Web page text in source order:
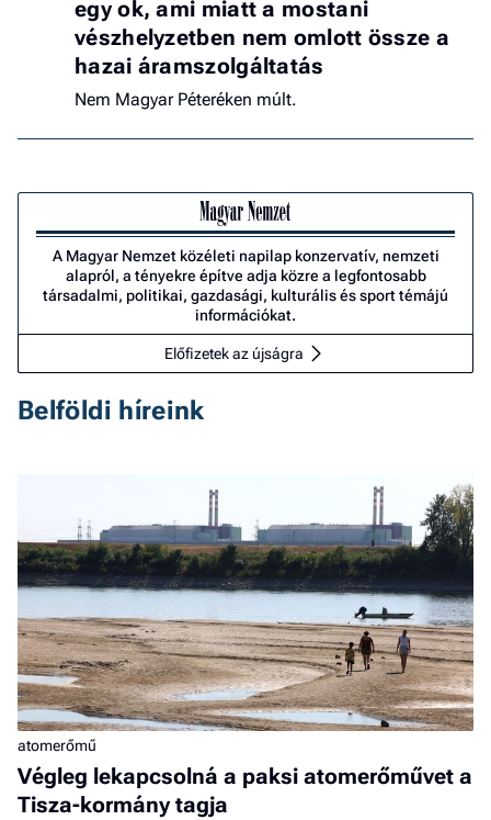
egy ok, ami miatt a mostani
vészhelyzetben nem omlott össze a
hazai áramszolgáltatás
Nem Magyar Péteréken múlt.
A Magyar Nemzet közéleti napilap konzervatív, nemzeti
alapról, a tényekre építve adja közre a legfontosabb
társadalmi, politikai, gazdasági, kulturális és sport témájú
információkat.
Előfizetek az újságra
Belföldi híreink
atomerőmű
Végleg lekapcsolná a paksi atomerőművet a
Tisza-kormány tagja